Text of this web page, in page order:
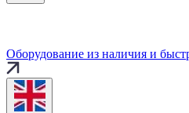
Оборудование из наличия и